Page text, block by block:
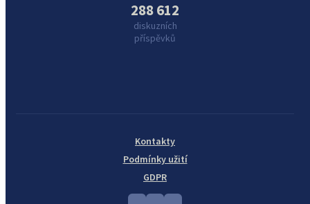
288 612
diskuzních
příspěvků
Kontakty
Podmínky užití
GDPR